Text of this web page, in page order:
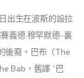
出生在波斯的設拉
義德·穆罕默德-裏
後裔。巴布（The
Bab，舊譯 “巴